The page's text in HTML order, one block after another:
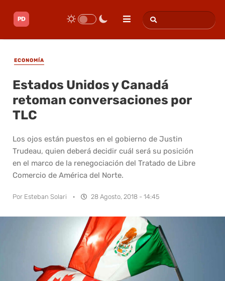
ECONOMÍA
Estados Unidos y Canadá
retoman conversaciones por
TLC
Los ojos están puestos en el gobierno de Justin
Trudeau, quien deberá decidir cuál será su posición
en el marco de la renegociación del Tratado de Libre
Comercio de América del Norte.
Por Esteban Solari · 28 Agosto, 2018 - 14:45